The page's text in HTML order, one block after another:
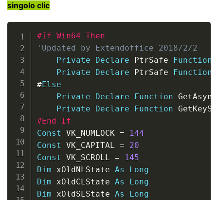
singolo clic
#If Win64 Then
'Updated by Extendoffice 2018/2/2
Private
Declare PtrSafe Function
Private
Declare PtrSafe Function
#Else
Private
Declare Function
Private
Declare Function
#End If
Const VK_NUMLOCK =
144
Const VK_CAPITAL =
20
Const VK_SCROLL =
145
Dim xOldNLState As
Long
Dim xOldCLState As
Long
Dim xOldSLState As
Long